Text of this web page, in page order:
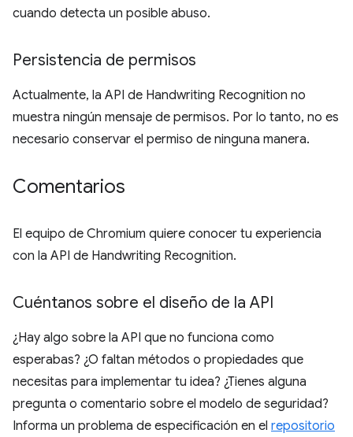
cuando detecta un posible abuso.
Persistencia de permisos
Actualmente, la API de Handwriting Recognition no
muestra ningún mensaje de permisos. Por lo tanto, no es
necesario conservar el permiso de ninguna manera.
Comentarios
El equipo de Chromium quiere conocer tu experiencia
con la API de Handwriting Recognition.
Cuéntanos sobre el diseño de la API
¿Hay algo sobre la API que no funciona como
esperabas? ¿O faltan métodos o propiedades que
necesitas para implementar tu idea? ¿Tienes alguna
pregunta o comentario sobre el modelo de seguridad?
Informa un problema de especificación en el repositorio